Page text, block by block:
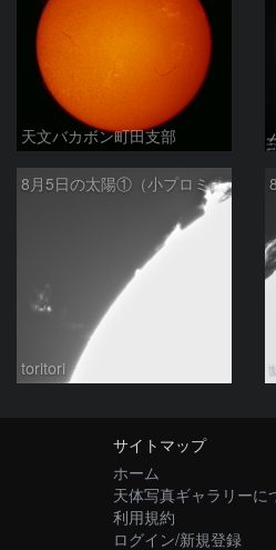
天文バカボン町田支部
8月5日の太陽①（小プロミネン噴出 ）
toritori
サイトマップ
ホーム
天体写真ギャラリーに
利用規約
ログイン/新規登録